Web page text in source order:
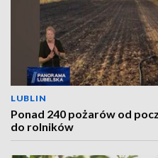
LUBLIN
Ponad 240 pożarów od
do rolników